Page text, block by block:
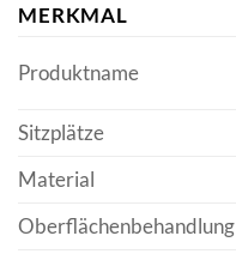
MERKMAL
Produktname
Sitzplätze
Material
Oberflächenbehandlung